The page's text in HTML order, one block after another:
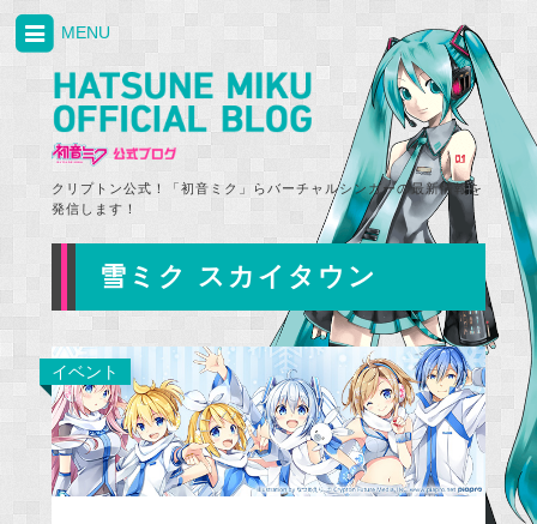
クリプトン公式！「初音ミク」らバーチャルシンガーの最新情報を
発信します！
MENU
雪ミク スカイタウン
イベント